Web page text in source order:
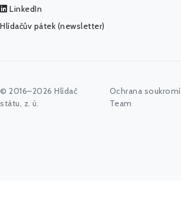
LinkedIn
Hlídačův pátek (newsletter)
© 2016–2026 Hlídač
státu, z. ú.
Ochrana soukromí
Team